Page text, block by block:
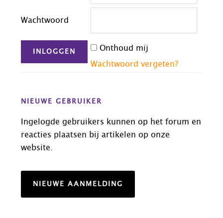
Wachtwoord
Onthoud mij
Wachtwoord vergeten?
NIEUWE GEBRUIKER
Ingelogde gebruikers kunnen op het forum en
reacties plaatsen bij artikelen op onze
website.
NIEUWE AANMELDING